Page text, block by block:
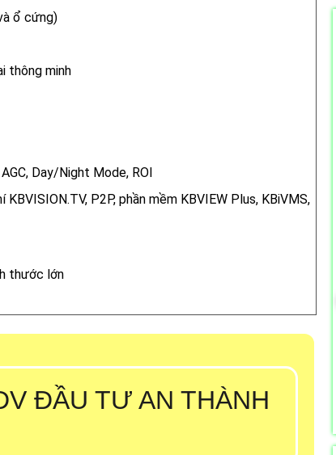
ổ cứng)
thông minh
AGC, Day/Night Mode, ROI
KBVISION.TV, P2P, phần mềm KBVIEW Plus, KBiVMS,
thước lớn
ĐẦU TƯ AN THÀNH